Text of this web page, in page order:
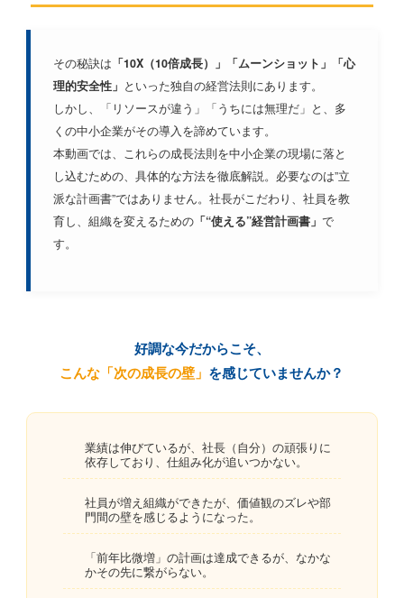
その秘訣は 「10X（10倍成長）」「ムーンショット」「心
理的安全性」 といった独自の経営法則にあります。
しかし、「リソースが違う」「うちには無理だ」と、多
くの中小企業がその導入を諦めています。
本動画では、これらの成長法則を中小企業の現場に落と
し込むための、具体的な方法を徹底解説。必要なのは”立
派な計画書”ではありません。社長がこだわり、社員を教
育し、組織を変えるための「“使える”経営計画書」 で
す。
好調な今だからこそ、
こんな「次の成長の壁」 を感じていませんか？
業績は伸びているが、社長（自分）の頑張りに
依存しており、仕組み化が追いつかない。
社員が増え組織ができたが、価値観のズレや部
門間の壁を感じるようになった。
「前年比微増」の計画は達成できるが、なかな
かその先に繋がらない。